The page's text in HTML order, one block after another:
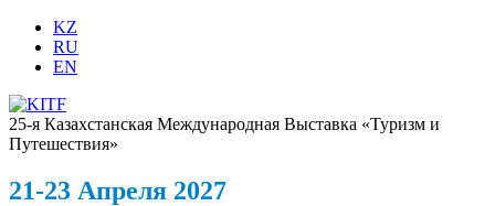
KZ
RU
EN
25-я Казахстанская Международная Выставка «Туризм и
Путешествия»
21-23 Апреля 2027